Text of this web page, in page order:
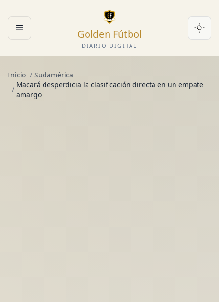
Abrir menú Golden Fútbol
DIARIO DIGITAL
Inicio / Sudamérica
/
Macará desperdicia la clasificación directa en un empate
amargo